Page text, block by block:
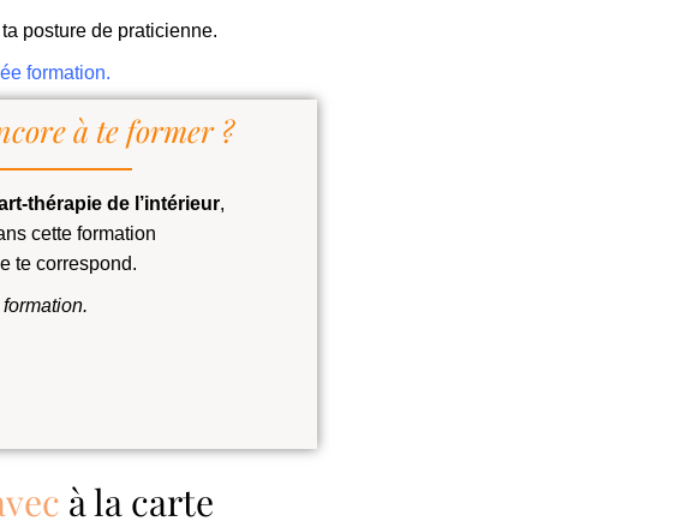
posture de praticienne.
formation.
à te former ?
thérapie de l’intérieur,
cette formation
te correspond.